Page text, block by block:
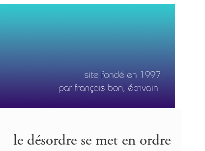
le désordre se met en ordre